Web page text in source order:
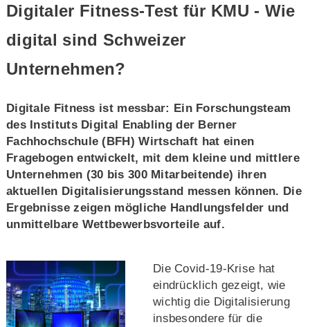
Digitaler Fitness-Test für KMU - Wie
digital sind Schweizer
Unternehmen?
Digitale Fitness ist messbar: Ein Forschungsteam
des Instituts Digital Enabling der Berner
Fachhochschule (BFH) Wirtschaft hat einen
Fragebogen entwickelt, mit dem kleine und mittlere
Unternehmen (30 bis 300 Mitarbeitende) ihren
aktuellen Digitalisierungsstand messen können. Die
Ergebnisse zeigen mögliche Handlungsfelder und
unmittelbare Wettbewerbsvorteile auf.
Die Covid-19-Krise hat
eindrücklich gezeigt, wie
wichtig die Digitalisierung
insbesondere für die